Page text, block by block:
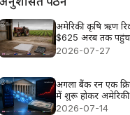
अमेरिकी कृषि ऋण
$625 अरब तक
दिवालियापन 46% बढ़े
2026-07-27
अगला बैंक रन एक
में शुरू होकर अमेरिकी
बाजार में समाप्त होता है
2026-07-14